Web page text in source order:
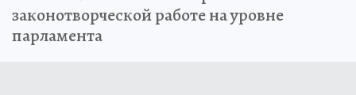
законотворческой работе на уровне
парламента